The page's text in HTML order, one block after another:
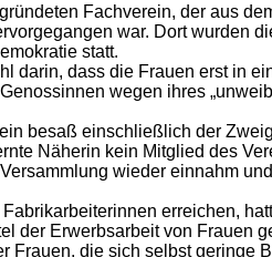
Fachverein, der aus
war. Dort wurden
statt.
darin, dass die Frauen erst in
wegen ihres
besaß einschließlich der
Näherin kein Mitglied des
wieder einnahm
erreichen,
der Erwerbsarbeit von Frauen
Frauen, die sich selbst geringe